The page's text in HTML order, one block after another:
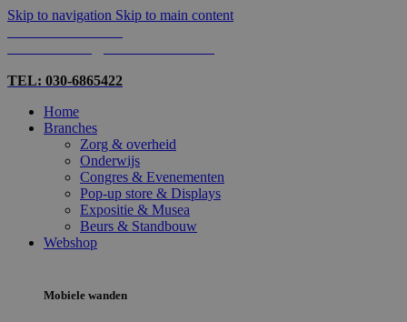
Skip to navigation Skip to main content
TEL: 030-6865422
Home
Branches
Zorg & overheid
Onderwijs
Congres & Evenementen
Pop-up store & Displays
Expositie & Musea
Beurs & Standbouw
Webshop
Mobiele wanden